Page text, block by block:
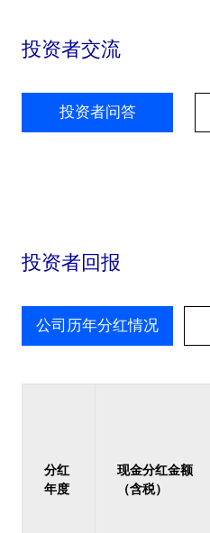
投资者交流
投资者问答
投资者回报
公司历年分红情况
分红
年度
现金分红金额
（含税）